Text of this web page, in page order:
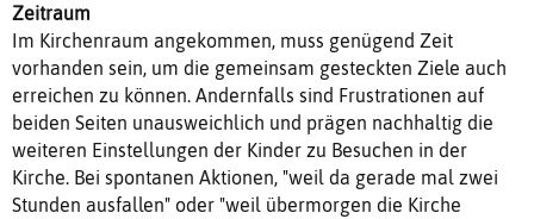
Zeitraum
Im Kirchenraum angekommen, muss genügend Zeit
vorhanden sein, um die gemeinsam gesteckten Ziele auch
erreichen zu können. Andernfalls sind Frustrationen auf
beiden Seiten unausweichlich und prägen nachhaltig die
weiteren Einstellungen der Kinder zu Besuchen in der
Kirche. Bei spontanen Aktionen, "weil da gerade mal zwei
Stunden ausfallen" oder "weil übermorgen die Kirche